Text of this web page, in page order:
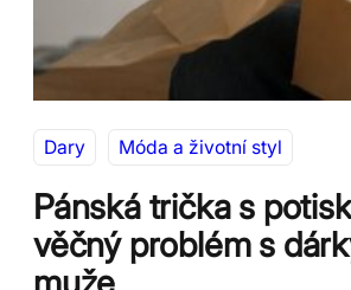
Dary Móda a životní styl
Pánská trička s
věčný problém s